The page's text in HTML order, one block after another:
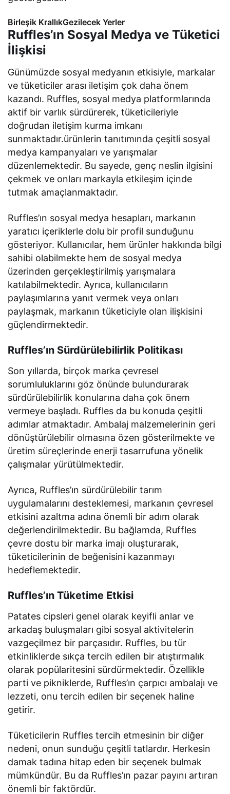
Birleşik KrallıkGezilecek Yerler
Ruffles’ın Sosyal Medya ve Tüketici
İlişkisi
Günümüzde sosyal medyanın etkisiyle, markalar
ve tüketiciler arası iletişim çok daha önem
kazandı. Ruffles, sosyal medya platformlarında
aktif bir varlık sürdürerek, tüketicileriyle
doğrudan iletişim kurma imkanı
sunmaktadır.ürünlerin tanıtımında çeşitli sosyal
medya kampanyaları ve yarışmalar
düzenlemektedir. Bu sayede, genç neslin ilgisini
çekmek ve onları markayla etkileşim içinde
tutmak amaçlanmaktadır.
Ruffles’ın sosyal medya hesapları, markanın
yaratıcı içeriklerle dolu bir profil sunduğunu
gösteriyor. Kullanıcılar, hem ürünler hakkında bilgi
sahibi olabilmekte hem de sosyal medya
üzerinden gerçekleştirilmiş yarışmalara
katılabilmektedir. Ayrıca, kullanıcıların
paylaşımlarına yanıt vermek veya onları
paylaşmak, markanın tüketiciyle olan ilişkisini
güçlendirmektedir.
Ruffles’ın Sürdürülebilirlik Politikası
Son yıllarda, birçok marka çevresel
sorumluluklarını göz önünde bulundurarak
sürdürülebilirlik konularına daha çok önem
vermeye başladı. Ruffles da bu konuda çeşitli
adımlar atmaktadır. Ambalaj malzemelerinin geri
dönüştürülebilir olmasına özen gösterilmekte ve
üretim süreçlerinde enerji tasarrufuna yönelik
çalışmalar yürütülmektedir.
Ayrıca, Ruffles’ın sürdürülebilir tarım
uygulamalarını desteklemesi, markanın çevresel
etkisini azaltma adına önemli bir adım olarak
değerlendirilmektedir. Bu bağlamda, Ruffles
çevre dostu bir marka imajı oluşturarak,
tüketicilerinin de beğenisini kazanmayı
hedeflemektedir.
Ruffles’ın Tüketime Etkisi
Patates cipsleri genel olarak keyifli anlar ve
arkadaş buluşmaları gibi sosyal aktivitelerin
vazgeçilmez bir parçasıdır. Ruffles, bu tür
etkinliklerde sıkça tercih edilen bir atıştırmalık
olarak popülaritesini sürdürmektedir. Özellikle
parti ve pikniklerde, Ruffles’ın çarpıcı ambalajı ve
lezzeti, onu tercih edilen bir seçenek haline
getirir.
Tüketicilerin Ruffles tercih etmesinin bir diğer
nedeni, onun sunduğu çeşitli tatlardır. Herkesin
damak tadına hitap eden bir seçenek bulmak
mümkündür. Bu da Ruffles’ın pazar payını artıran
önemli bir faktördür.